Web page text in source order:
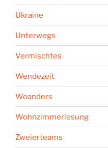
Ukraine
Unterwegs
Vermischtes
Wendezeit
Woanders
Wohnzimmerlesung
Zweierteams